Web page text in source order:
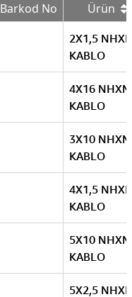
Barkod No Ürün
2X1,5
KABLO
4X16
KABLO
3X10
KABLO
4X1,5
KABLO
5X10
KABLO
5X2,5